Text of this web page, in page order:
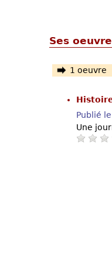
Ses
1 oeuvre
Publié
Une